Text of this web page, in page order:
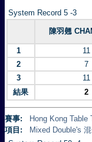
System Record 5 -3
陳羽翹
1
11
2
7
3
11
結果
2
賽事:
Hong Kong
項目:
Mixed Double's